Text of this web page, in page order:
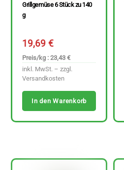
Grillgemüse 6 Stück zu 140
g
19,69€
Preis/kg : 23,43 €
inkl. MwSt. – zzgl.
Versandkosten
In den Warenkorb